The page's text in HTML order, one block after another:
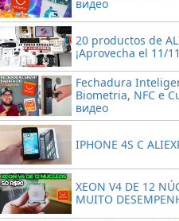
видео
20 productos de
¡Aprovecha el 11/
Fechadura
Biometria, NFC e
видео
IPHONE 4S С
XEON V4 DE 12
MUITO